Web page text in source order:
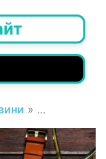
» ...